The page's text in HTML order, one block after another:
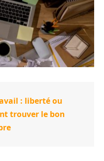
: liberté ou
trouver le bon